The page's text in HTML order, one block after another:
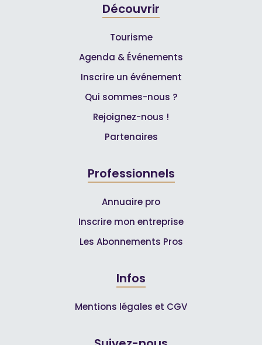
Découvrir
Tourisme
Agenda & Événements
Inscrire un événement
Qui sommes-nous ?
Rejoignez-nous !
Partenaires
Professionnels
Annuaire pro
Inscrire mon entreprise
Les Abonnements Pros
Infos
Mentions légales et CGV